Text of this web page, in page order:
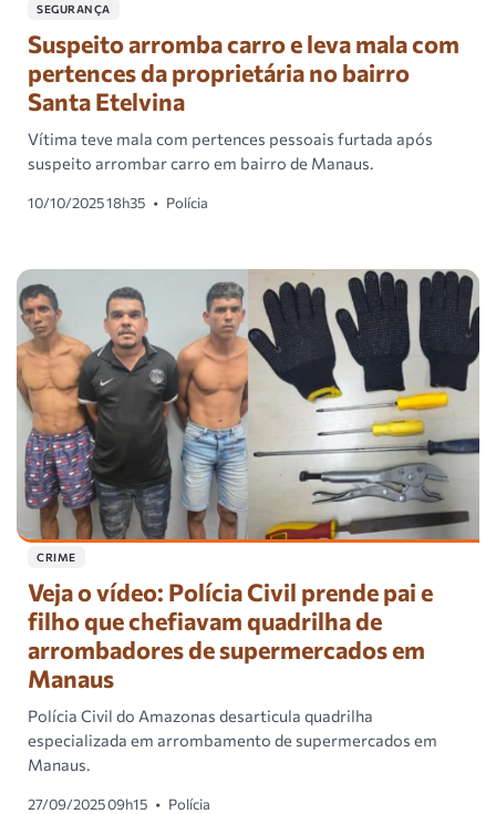
SEGURANÇA
Suspeito arromba carro e leva mala com
pertences da proprietária no bairro
Santa Etelvina
Vítima teve mala com pertences pessoais furtada após
suspeito arrombar carro em bairro de Manaus.
10/10/2025 18h35 • Polícia
CRIME
Veja o vídeo: Polícia Civil prende pai e
filho que chefiavam quadrilha de
arrombadores de supermercados em
Manaus
Polícia Civil do Amazonas desarticula quadrilha
especializada em arrombamento de supermercados em
Manaus.
27/09/2025 09h15 • Polícia